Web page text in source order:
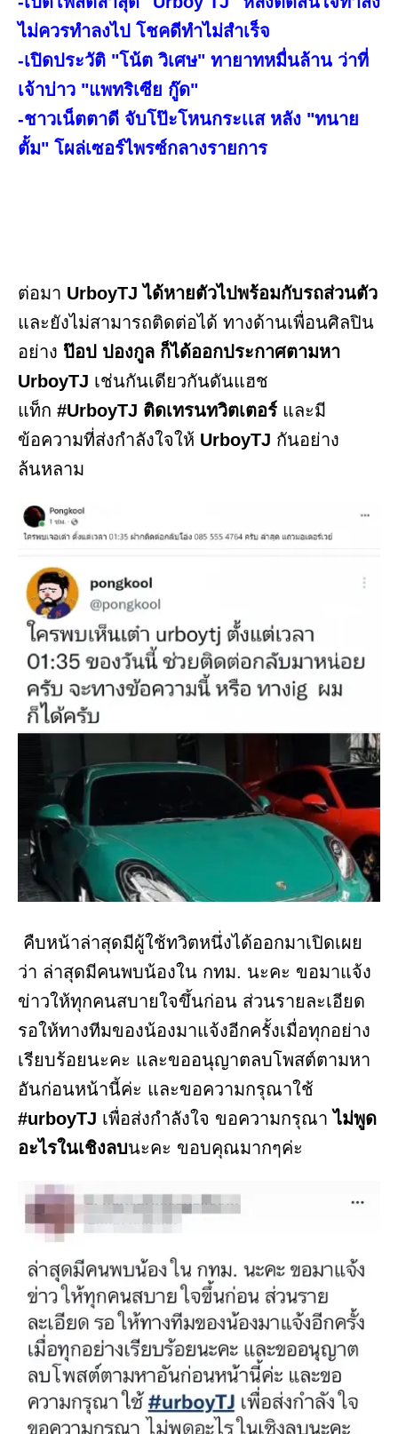
ไม่ควรทำลงไป โชคดีทำไม่สำเร็จ
-เปิดประวัติ "โน้ต วิเศษ" ทายาทหมื่นล้าน ว่าที่
เจ้าบ่าว "แพทริเซีย กู๊ด"
-ชาวเน็ตตาดี จับโป๊ะโหนกระเเส หลัง "ทนาย
ตั้ม" โผล่เซอร์ไพรซ์กลางรายการ
ต่อมา UrboyTJ ได้หายตัวไปพร้อมกับรถส่วนตัว
และยังไม่สามารถติดต่อได้ ทางด้านเพื่อนศิลปิน
อย่าง ป๊อป ปองกูล ก็ได้ออกประกาศตามหา
UrboyTJ เช่นกันเดียวกันดันแฮช
แท็ก #UrboyTJ ติดเทรนทวิตเตอร์ และมี
ข้อความที่ส่งกำลังใจให้ UrboyTJ กันอย่าง
ล้นหลาม
คืบหน้าล่าสุดมีผู้ใช้ทวิตหนึ่งได้ออกมาเปิดเผย
ว่า ล่าสุดมีคนพบน้องใน กทม. นะคะ ขอมาแจ้ง
ข่าวให้ทุกคนสบายใจขึ้นก่อน ส่วนรายละเอียด
รอให้ทางทีมของน้องมาแจ้งอีกครั้งเมื่อทุกอย่าง
เรียบร้อยนะคะ และขออนุญาตลบโพสต์ตามหา
อันก่อนหน้านี้ค่ะ และขอความกรุณาใช้
#urboyTJ เพื่อส่งกำลังใจ ขอความกรุณาไม่พูด
อะไรในเชิงลบนะคะ ขอบคุณมากๆค่ะ